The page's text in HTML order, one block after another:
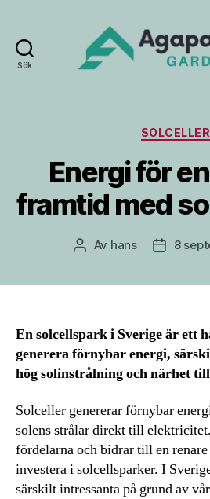
Sök
SOLCELLER
Energi för
framtid med
Inläggsförfattare
Av hans 8
En solcellspark i Sverige är ett
generera förnybar energi,
hög solinstrålning och närhet
Solceller genererar förnybar
solens strålar direkt till
fördelarna och bidrar till en
investera i solcellsparker. I
särskilt intressanta på grund av